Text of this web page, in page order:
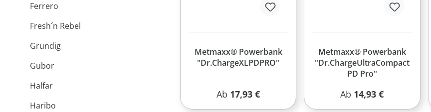
Metmaxx® Powerbank
"Dr.ChargeXLPDPRO"
Regulärer Preis:
Ab 17,93 €
Metmaxx® Powerbank
"Dr.ChargeUltraCompact
PD Pro"
Regulärer Preis:
Ab 14,93 €
Ferrero
Fresh´n Rebel
Grundig
Gubor
Halfar
Haribo